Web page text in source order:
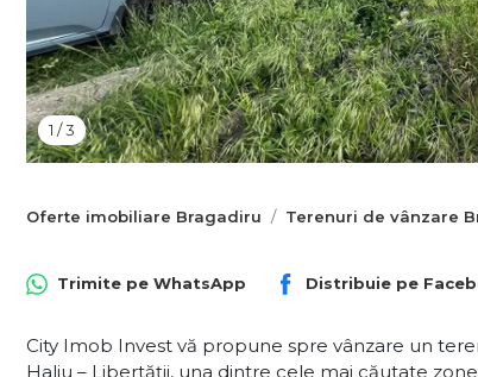
1 /3
Oferte imobiliare Bragadiru Terenuri de vânzare
Trimite pe WhatsApp Distribuie pe
City Imob Invest vă propune spre vânzare un
Haliu – Libertății, una dintre cele mai căutate